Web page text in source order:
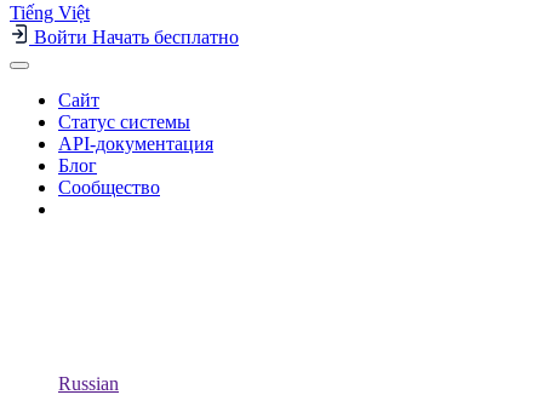
Tiếng Việt
Войти Начать бесплатно
Сайт
Статус системы
API-документация
Блог
Сообщество
Russian